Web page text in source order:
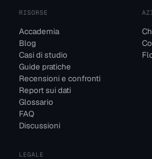
RISORSE
Accademia
Blog
Casi di studio
Guide pratiche
Recensioni e confronti
Report sui dati
Glossario
FAQ
Discussioni
LEGALE